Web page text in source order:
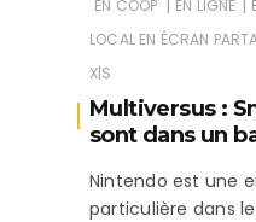
EN COOP' EN LIGNE
LOCAL EN ÉCRAN
X|S
Multiversus :
sont dans un
Nintendo est une
particulière dans